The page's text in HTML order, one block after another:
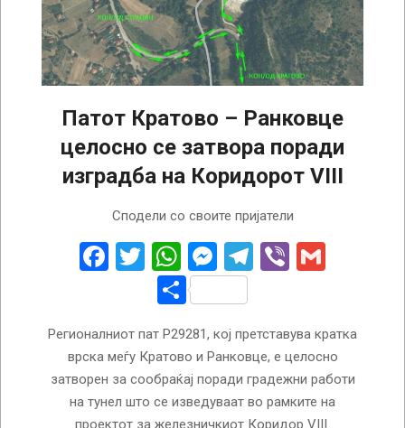
Патот Кратово – Ранковце
целосно се затвора поради
изградба на Коридорот VIII
Сподели со своите пријатели
Facebook
Twitter
WhatsApp
Messenger
Telegram
Viber
Share
Регионалниот пат Р29281, кој претставува кратка
врска меѓу Кратово и Ранковце, е целосно
затворен за сообраќај поради градежни работи
на тунел што се изведуваат во рамките на
проектот за железничкиот Коридор VIII.